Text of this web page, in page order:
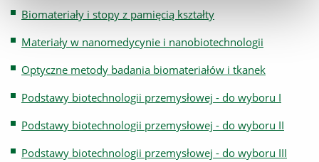
Biomateriały i stopy z pamięcią kształty
Materiały w nanomedycynie i nanobiotechnologii
Optyczne metody badania biomateriałów i tkanek
Podstawy biotechnologii przemysłowej - do wyboru I
Podstawy biotechnologii przemysłowej - do wyboru II
Podstawy biotechnologii przemysłowej - do wyboru III